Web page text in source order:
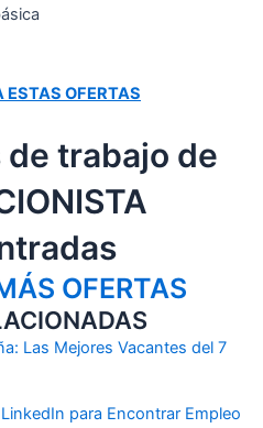
ESTAS OFERTAS
trabajo de
OFERTAS
Las Mejores Vacantes del 7
para Encontrar Empleo